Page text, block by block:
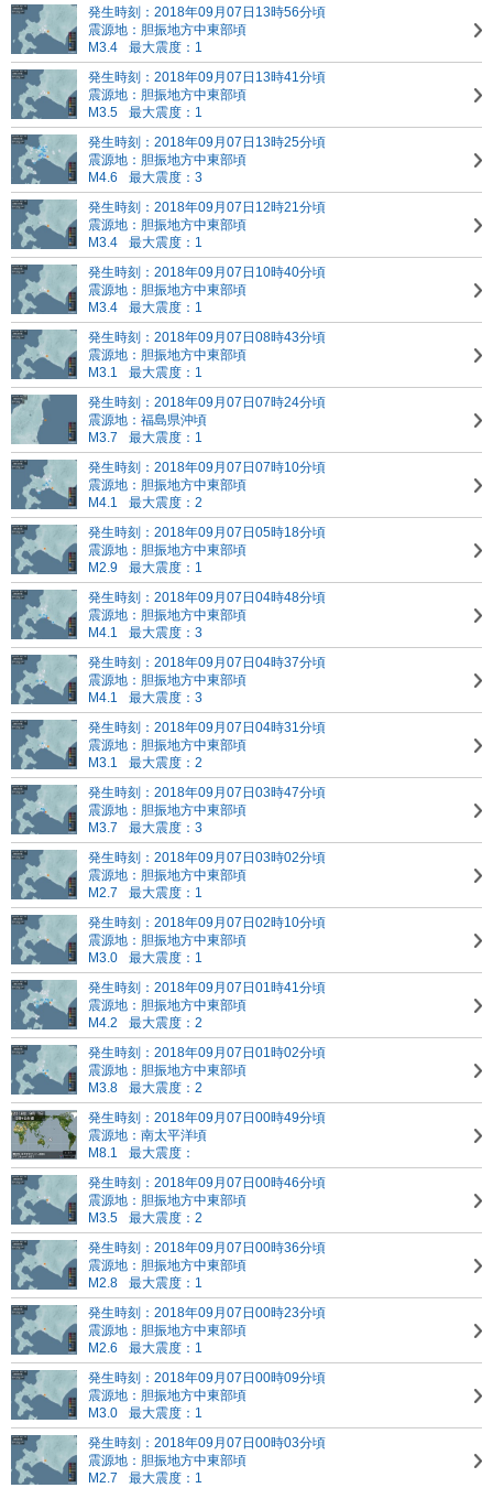
発生時刻：2018年09月07日13時56分頃
震源地：胆振地方中東部頃
M3.4
最大震度：1
発生時刻：2018年09月07日13時41分頃
震源地：胆振地方中東部頃
M3.5
最大震度：1
発生時刻：2018年09月07日13時25分頃
震源地：胆振地方中東部頃
M4.6
最大震度：3
発生時刻：2018年09月07日12時21分頃
震源地：胆振地方中東部頃
M3.4
最大震度：1
発生時刻：2018年09月07日10時40分頃
震源地：胆振地方中東部頃
M3.4
最大震度：1
発生時刻：2018年09月07日08時43分頃
震源地：胆振地方中東部頃
M3.1
最大震度：1
発生時刻：2018年09月07日07時24分頃
震源地：福島県沖頃
M3.7
最大震度：1
発生時刻：2018年09月07日07時10分頃
震源地：胆振地方中東部頃
M4.1
最大震度：2
発生時刻：2018年09月07日05時18分頃
震源地：胆振地方中東部頃
M2.9
最大震度：1
発生時刻：2018年09月07日04時48分頃
震源地：胆振地方中東部頃
M4.1
最大震度：3
発生時刻：2018年09月07日04時37分頃
震源地：胆振地方中東部頃
M4.1
最大震度：3
発生時刻：2018年09月07日04時31分頃
震源地：胆振地方中東部頃
M3.1
最大震度：2
発生時刻：2018年09月07日03時47分頃
震源地：胆振地方中東部頃
M3.7
最大震度：3
発生時刻：2018年09月07日03時02分頃
震源地：胆振地方中東部頃
M2.7
最大震度：1
発生時刻：2018年09月07日02時10分頃
震源地：胆振地方中東部頃
M3.0
最大震度：1
発生時刻：2018年09月07日01時41分頃
震源地：胆振地方中東部頃
M4.2
最大震度：2
発生時刻：2018年09月07日01時02分頃
震源地：胆振地方中東部頃
M3.8
最大震度：2
発生時刻：2018年09月07日00時49分頃
震源地：南太平洋頃
M8.1
最大震度：
発生時刻：2018年09月07日00時46分頃
震源地：胆振地方中東部頃
M3.5
最大震度：2
発生時刻：2018年09月07日00時36分頃
震源地：胆振地方中東部頃
M2.8
最大震度：1
発生時刻：2018年09月07日00時23分頃
震源地：胆振地方中東部頃
M2.6
最大震度：1
発生時刻：2018年09月07日00時09分頃
震源地：胆振地方中東部頃
M3.0
最大震度：1
発生時刻：2018年09月07日00時03分頃
震源地：胆振地方中東部頃
M2.7
最大震度：1